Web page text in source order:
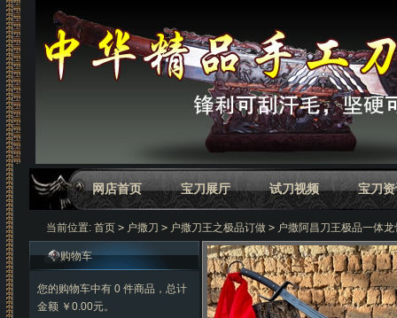
网店首页 宝刀展厅 试刀视频 宝刀
当前位置:首页 > 户撒刀 > 户撒刀王之极品订做 > 户撒阿昌刀王极品一体
购物车
您的购物车中有 0 件商品，总计
金额 ￥0.00元。